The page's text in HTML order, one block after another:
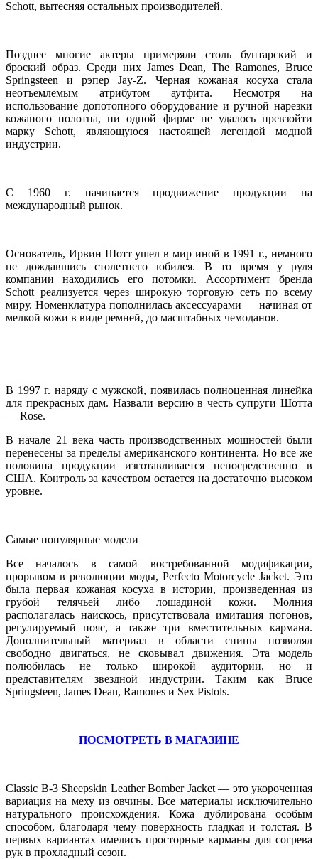
Schott, вытесняя остальных производителей.
Позднее многие актеры примеряли столь бунтарский и
броский образ. Среди них James Dean, The Ramones, Bruce
Springsteen и рэпер Jay-Z. Черная кожаная косуха стала
неотъемлемым атрибутом аутфита. Несмотря на
использование допотопного оборудование и ручной нарезки
кожаного полотна, ни одной фирме не удалось превзойти
марку Schott, являющуюся настоящей легендой модной
индустрии.
С 1960 г. начинается продвижение продукции на
международный рынок.
Основатель, Ирвин Шотт ушел в мир иной в 1991 г., немного
не дождавшись столетнего юбилея. В то время у руля
компании находились его потомки. Ассортимент бренда
Schott реализуется через широкую торговую сеть по всему
миру. Номенклатура пополнилась аксессуарами — начиная от
мелкой кожи в виде ремней, до масштабных чемоданов.
В 1997 г. наряду с мужской, появилась полноценная линейка
для прекрасных дам. Назвали версию в честь супруги Шотта
— Rose.
В начале 21 века часть производственных мощностей были
перенесены за пределы американского континента. Но все же
половина продукции изготавливается непосредственно в
США. Контроль за качеством остается на достаточно высоком
уровне.
Самые популярные модели
Все началось в самой востребованной модификации,
прорывом в революции моды, Perfecto Motorcycle Jacket. Это
была первая кожаная косуха в истории, произведенная из
грубой телячьей либо лошадиной кожи. Молния
располагалась наискось, присутствовала имитация погонов,
регулируемый пояс, а также три вместительных кармана.
Дополнительный материал в области спины позволял
свободно двигаться, не сковывал движения. Эта модель
полюбилась не только широкой аудитории, но и
представителям звездной индустрии. Таким как Bruce
Springsteen, James Dean, Ramones и Sex Pistols.
ПОСМОТРЕТЬ В МАГАЗИНЕ
Classic B-3 Sheepskin Leather Bomber Jacket — это укороченная
вариация на меху из овчины. Все материалы исключительно
натурального происхождения. Кожа дублирована особым
способом, благодаря чему поверхность гладкая и толстая. В
первых вариантах имелись просторные карманы для согрева
рук в прохладный сезон.